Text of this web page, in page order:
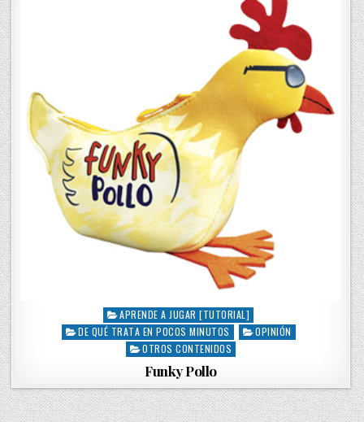
P
o
d
i
APRENDE A JUGAR [TUTORIAL]
DE QUÉ TRATA EN POCOS MINUTOS
OPINIÓN
OTROS CONTENIDOS
Funky Pollo